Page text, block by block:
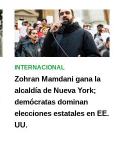
INTERNACIONAL
Zohran Mamdani gana la
alcaldía de Nueva York;
demócratas dominan
elecciones estatales en EE.
UU.